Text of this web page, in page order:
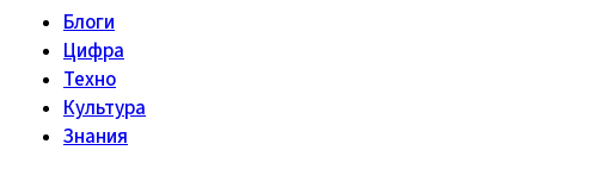
Блоги
Цифра
Техно
Культура
Знания